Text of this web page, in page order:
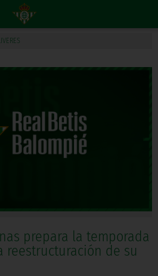
prepara la temporada
reestructuración de su